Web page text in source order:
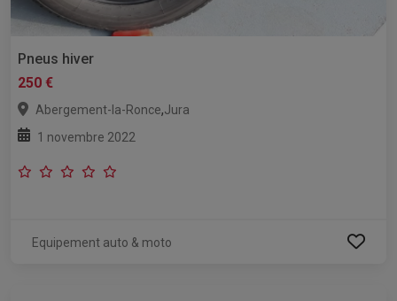
Pneus hiver
250 €
Abergement-la-Ronce,Jura
1 novembre 2022
Equipement auto & moto